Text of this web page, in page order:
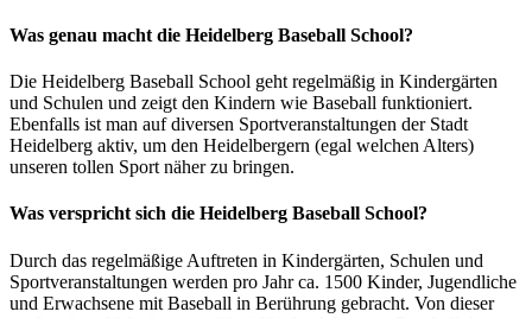
Was genau macht die Heidelberg Baseball School?
Die Heidelberg Baseball School geht regelmäßig in Kindergärten
und Schulen und zeigt den Kindern wie Baseball funktioniert.
Ebenfalls ist man auf diversen Sportveranstaltungen der Stadt
Heidelberg aktiv, um den Heidelbergern (egal welchen Alters)
unseren tollen Sport näher zu bringen.
Was verspricht sich die Heidelberg Baseball School?
Durch das regelmäßige Auftreten in Kindergärten, Schulen und
Sportveranstaltungen werden pro Jahr ca. 1500 Kinder, Jugendliche
und Erwachsene mit Baseball in Berührung gebracht. Von dieser